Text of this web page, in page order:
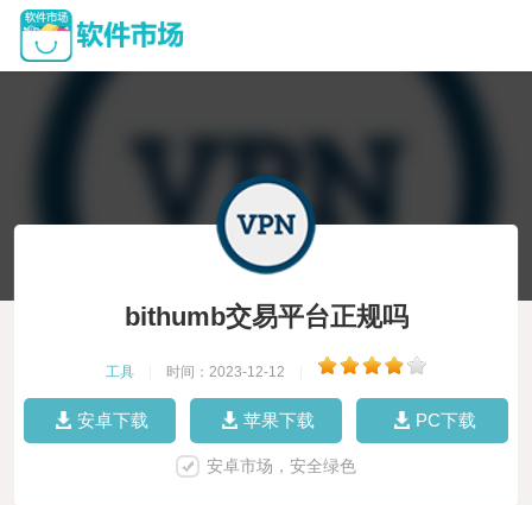
bithumb交易平台正规吗
工具 时间：2023-12-12
安卓下载 苹果下载 PC下载
安卓市场，安全绿色